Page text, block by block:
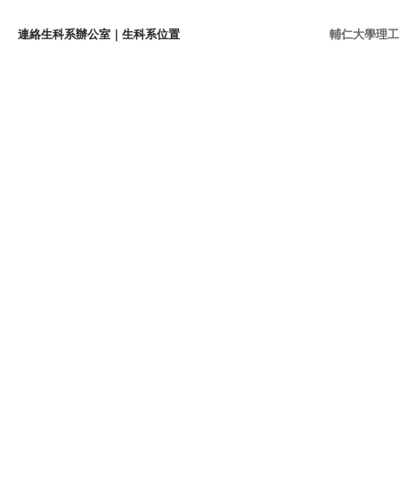
連絡生科系辦公室 生科系位置 輔仁大學理